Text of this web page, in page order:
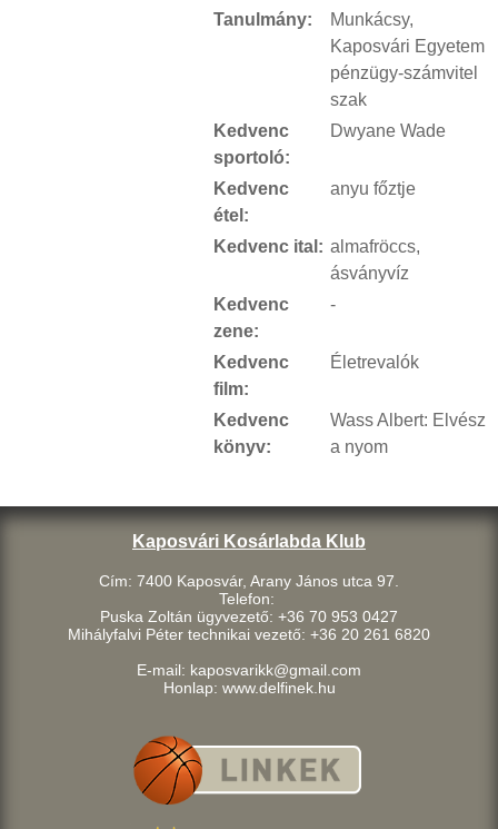
Tanulmány:
Munkácsy,
Kaposvári Egyetem
pénzügy-számvitel
szak
Kedvenc
sportoló:
Dwyane Wade
Kedvenc
étel:
anyu főztje
Kedvenc ital: almafröccs,
ásványvíz
Kedvenc
zene:
-
Kedvenc
film:
Életrevalók
Kedvenc
könyv:
Wass Albert: Elvész
a nyom
Kaposvári Kosárlabda Klub
Cím: 7400 Kaposvár, Arany János utca 97.
Telefon:
Puska Zoltán ügyvezető: +36 70 953 0427
Mihályfalvi Péter technikai vezető: +36 20 261 6820
E-mail: kaposvarikk@gmail.com
Honlap: www.delfinek.hu